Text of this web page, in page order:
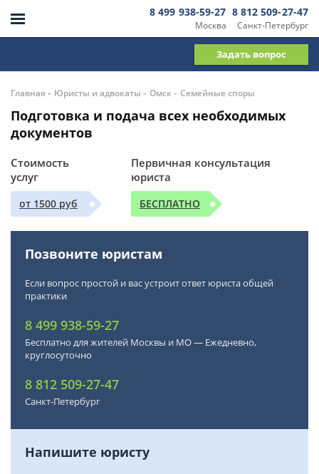
Москва
8 499 938-59-27
Санкт-Петербург
8 812 509-27-47
Задать вопрос
Главная - Юристы и адвокаты - Омск- Семейные споры
Подготовка и подача всех необходимых
документов
Стоимость
услуг
от 1500 руб
Первичная консультация
юриста
БЕСПЛАТНО
Позвоните юристам
Если вопрос простой и вас устроит ответ юриста общей
практики
8 499 938-59-27
Бесплатно для жителей Москвы и МО — Ежедневно,
круглосуточно
8 812 509-27-47
Санкт-Петербург
Напишите юристу